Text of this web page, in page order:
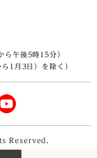
ら午後5時15分）
1月3日）を除く）
Reserved.